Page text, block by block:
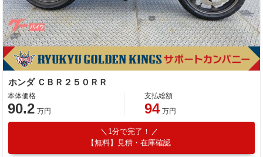
ホンダ ＣＢＲ２５０ＲＲ
本体価格
90.2 万円
支払総額
94 万円
1分で完了！
【無料】見積・在庫確認